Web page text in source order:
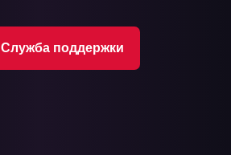
Служба поддержки